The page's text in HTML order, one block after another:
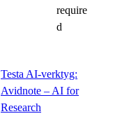
require
d
Testa AI-verktyg:
Avidnote – AI for
Research